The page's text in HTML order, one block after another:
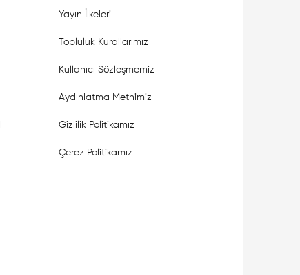
Yayın İlkeleri
Topluluk Kurallarımız
Kullanıcı Sözleşmemiz
Aydınlatma Metnimiz
Gizlilik Politikamız
Çerez Politikamız